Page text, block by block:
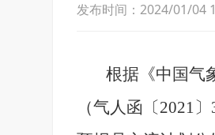
发布时间：2024/01/04
根据《中国气
（气人函〔2021